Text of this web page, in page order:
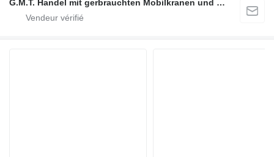
G.M.T. Handel mit gerbrauchten Mobilkranen und Baumaschinen